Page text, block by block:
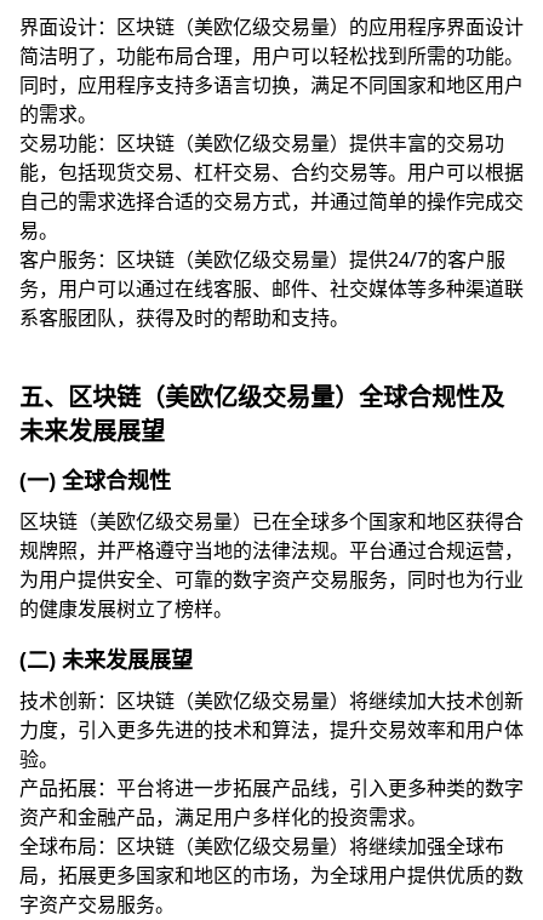
界面设计：区块链（美欧亿级交易量）的应用程序界面设计
简洁明了，功能布局合理，用户可以轻松找到所需的功能。
同时，应用程序支持多语言切换，满足不同国家和地区用户
的需求。
交易功能：区块链（美欧亿级交易量）提供丰富的交易功
能，包括现货交易、杠杆交易、合约交易等。用户可以根据
自己的需求选择合适的交易方式，并通过简单的操作完成交
易。
客户服务：区块链（美欧亿级交易量）提供24/7的客户服
务，用户可以通过在线客服、邮件、社交媒体等多种渠道联
系客服团队，获得及时的帮助和支持。
五、区块链（美欧亿级交易量）全球合规性及
未来发展展望
(一) 全球合规性
区块链（美欧亿级交易量）已在全球多个国家和地区获得合
规牌照，并严格遵守当地的法律法规。平台通过合规运营，
为用户提供安全、可靠的数字资产交易服务，同时也为行业
的健康发展树立了榜样。
(二) 未来发展展望
技术创新：区块链（美欧亿级交易量）将继续加大技术创新
力度，引入更多先进的技术和算法，提升交易效率和用户体
验。
产品拓展：平台将进一步拓展产品线，引入更多种类的数字
资产和金融产品，满足用户多样化的投资需求。
全球布局：区块链（美欧亿级交易量）将继续加强全球布
局，拓展更多国家和地区的市场，为全球用户提供优质的数
字资产交易服务。